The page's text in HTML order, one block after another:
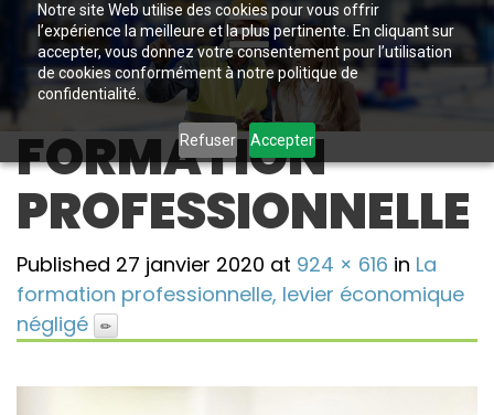
Notre site Web utilise des cookies pour vous offrir
l’expérience la meilleure et la plus pertinente. En cliquant sur
accepter, vous donnez votre consentement pour l’utilisation
de cookies conformément à notre politique de
confidentialité.
Refuser Accepter
FORMATION
PROFESSIONNELLE
Published 27 janvier 2020 at 924 × 616 in La
formation professionnelle, levier économique
négligé